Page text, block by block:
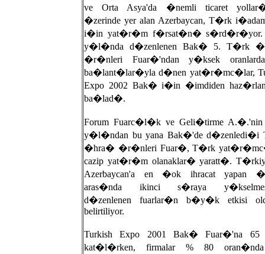
ve Orta Asya'da �nemli ticaret
�zerinde yer alan Azerbaycan, T�rk
i�in yat�r�m f�rsat�n� s�rd�r�yor.
y�l�nda d�zenlenen Bak� 5. T�rk
�r�nleri Fuar�'ndan y�ksek
ba�lant�lar�yla d�nen yat�r�mc�lar,
Expo 2002 Bak� i�in �imdiden
ba�lad�.
Forum Fuarc�l�k ve Geli�tirme A.�.'nin
y�l�ndan bu yana Bak�'de d�zenledi�i
�hra� �r�nleri Fuar�, T�rk
cazip yat�r�m olanaklar� yaratt�.
Azerbaycan'a en �ok ihracat yapan
aras�nda ikinci s�raya
d�zenlenen fuarlar�n b�y�k etkisi
belirtiliyor.
Turkish Expo 2001 Bak� Fuar�'na 65
kat�l�rken, firmalar % 80